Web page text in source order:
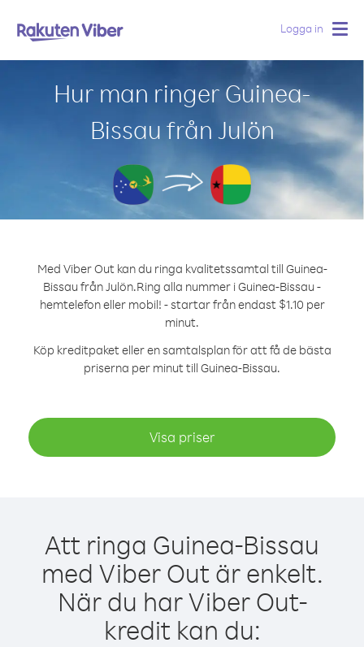
Logga in
Hur man ringer Guinea-
Bissau från Julön
Med Viber Out kan du ringa kvalitetssamtal till Guinea-
Bissau från Julön.Ring alla nummer i Guinea-Bissau -
hemtelefon eller mobil! - startar från endast $1.10 per
minut.
Köp kreditpaket eller en samtalsplan för att få de bästa
priserna per minut till Guinea-Bissau.
Visa priser
Att ringa Guinea-Bissau
med Viber Out är enkelt.
När du har Viber Out-
kredit kan du: